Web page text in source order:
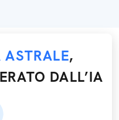
ASTRALE,
DALL’IA